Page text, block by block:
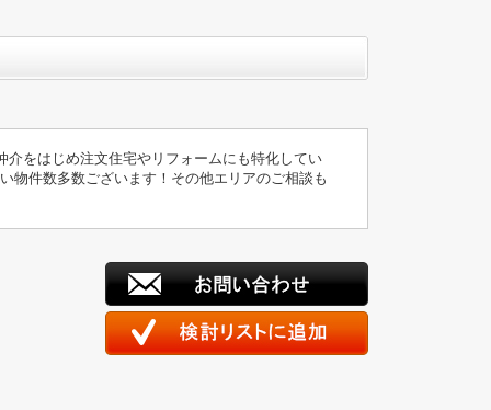
をはじめ注文住宅やリフォームにも特化してい
物件数多数ございます！その他エリアのご相談も